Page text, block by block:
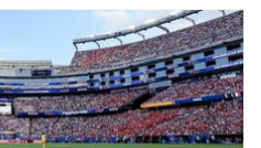
もっと見る